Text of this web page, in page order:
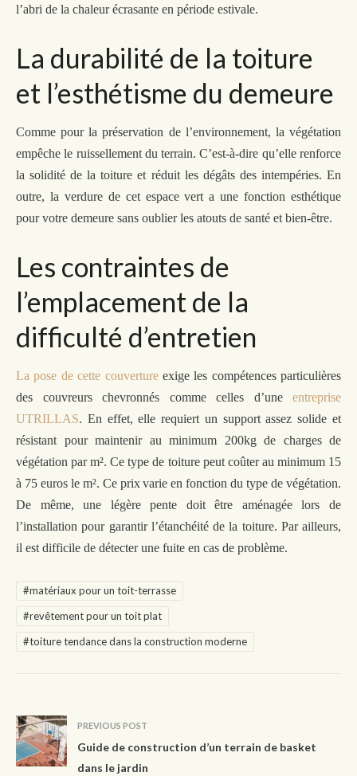
l’abri de la chaleur écrasante en période estivale.
La durabilité de la toiture
et l’esthétisme du demeure
Comme pour la préservation de l’environnement, la végétation
empêche le ruissellement du terrain. C’est-à-dire qu’elle renforce
la solidité de la toiture et réduit les dégâts des intempéries. En
outre, la verdure de cet espace vert a une fonction esthétique
pour votre demeure sans oublier les atouts de santé et bien-être.
Les contraintes de
l’emplacement de la
difficulté d’entretien
La pose de cette couvertureexigeles compétences particulières
des couvreurs chevronnés comme celles d’une entreprise
UTRILLAS. En effet,elle requiert un supportassezsolide et
résistant pour maintenir au minimum 200kg de chargesde
végétation par m².Ce type de toiture peut coûter au minimum 15
à 75 euros le m². Ce prixvarie en fonction du type de végétation.
De même, une légère pente doit être aménagée lors de
l’installation pour garantir l’étanchéité dela toiture. Par ailleurs,
il est difficile de détecter une fuite en cas de problème.
#matériaux pour un toit-terrasse
#revêtement pour un toit plat
#toiture tendance dans la construction moderne
PREVIOUS POST
Guide de construction d’un terrain de basket
dans le jardin